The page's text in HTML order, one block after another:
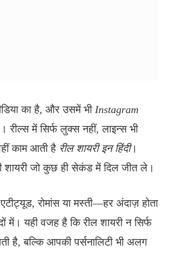
का है, और उसमें भी Instagram
रील्स में सिर्फ लुक्स नहीं, लाइन्स भी
काम आती है रील शायरी इन हिंदी।
शायरी जो कुछ ही सेकंड में दिल जीत ले।
रोमांस या मस्ती—हर अंदाज़ होता
में। यही वजह है कि रील शायरी न सिर्फ
है, बल्कि आपकी पर्सनालिटी भी अलग